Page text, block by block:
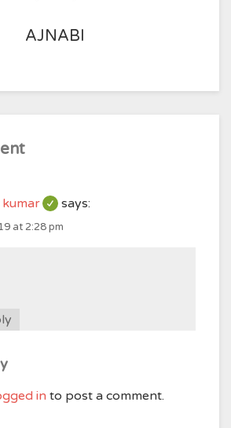
AJNABI
says:
at 2:28 pm
in to post a comment.